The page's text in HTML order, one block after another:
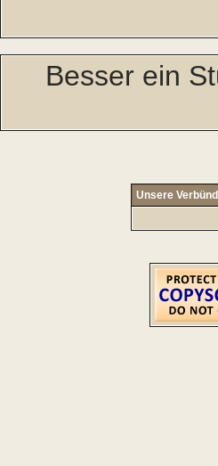
Besser ein
Unsere